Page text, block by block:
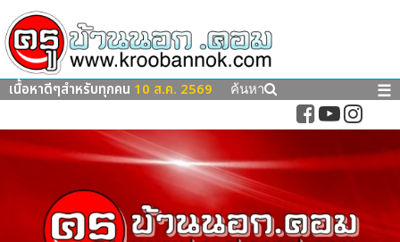
เนื้อหาดีๆสำหรับทุกคน 10 ส.ค. 2569 ค้นหา ☰